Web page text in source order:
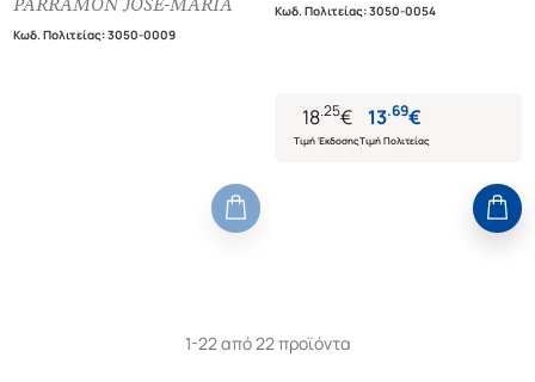
Κωδ. Πολιτείας:3050-0009
Κωδ. Πολιτείας:3050-0054
18.25€
Τιμή Έκδοσης
13.69€
Τιμή Πολιτείας
1-22 από 22 προϊόντα